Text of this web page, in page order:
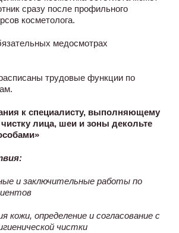
сразу после профильного
косметолога.
медосмотрах
трудовые функции по
к специалисту, выполняющему
лица, шеи и зоны декольте
и заключительные работы по
кожи, определение и согласование с
чистки